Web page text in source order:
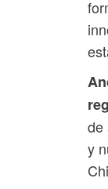
de
y